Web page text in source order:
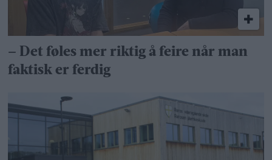
– Det føles mer riktig å feire når man
faktisk er ferdig